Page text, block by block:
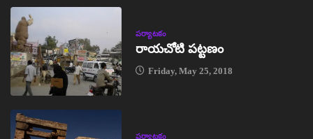
పర్యాటకం
రాయచోటి పట్టణం
Friday, May 25, 2018
పర్యాటకం